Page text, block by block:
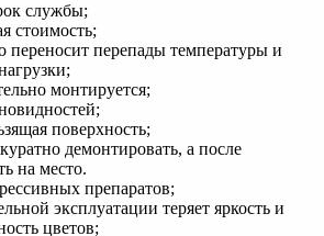
службы;
стоимость;
переносит перепады температуры и
монтируется;
поверхность;
демонтировать, а после
на место.
препаратов;
эксплуатации теряет яркость и
цветов;